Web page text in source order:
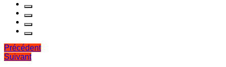
Navigation
de
Précédent
Suivant